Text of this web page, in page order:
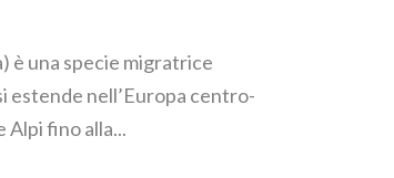
è una specie migratrice
estende nell’Europa centro-
fino alla...